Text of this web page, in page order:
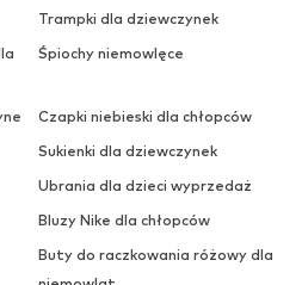
Trampki dla dziewczynek
Śpiochy niemowlęce
Czapki niebieski dla chłopców
Sukienki dla dziewczynek
Ubrania dla dzieci wyprzedaż
Bluzy Nike dla chłopców
Buty do raczkowania różowy dla